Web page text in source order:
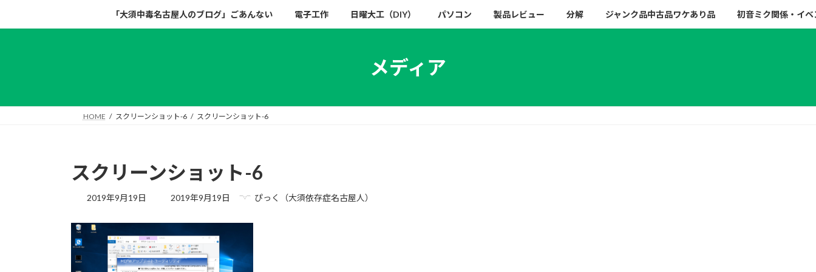
キ
に
「大須中毒名古屋人のブログ」ごあんない 電子工作 日曜大工（DIY） パソコン 製品レビュー 分解 ジャンク品中古品ワケあり品 初音ミク関係・イベ
メディア
HOME スクリーンショット-6 スクリーンショット-6
スクリーンショット-6
2019年9月19日
最
更
日
時
:
2019年9月19日 ぴっく（大須依存症名古屋人）